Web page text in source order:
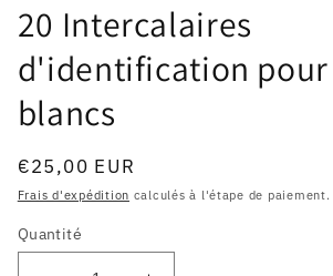
média
1
dans
une
fenêtre
modale
20 Intercalaires
d'identification pour
blancs
Prix
habituel
€25,00 EUR
Frais d'expédition calculés à l'étape de paiement.
Quantité